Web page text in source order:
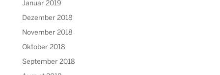
Januar 2019
Dezember 2018
November 2018
Oktober 2018
September 2018